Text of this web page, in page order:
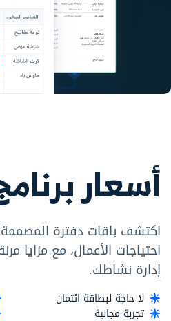
أسعار
اكتشف باقات دفترة
احتياجات الأعمال، مع مزايا
إدارة نشاطك.
تجربة مجانية
لا حاجة لبطاقة ائتمان